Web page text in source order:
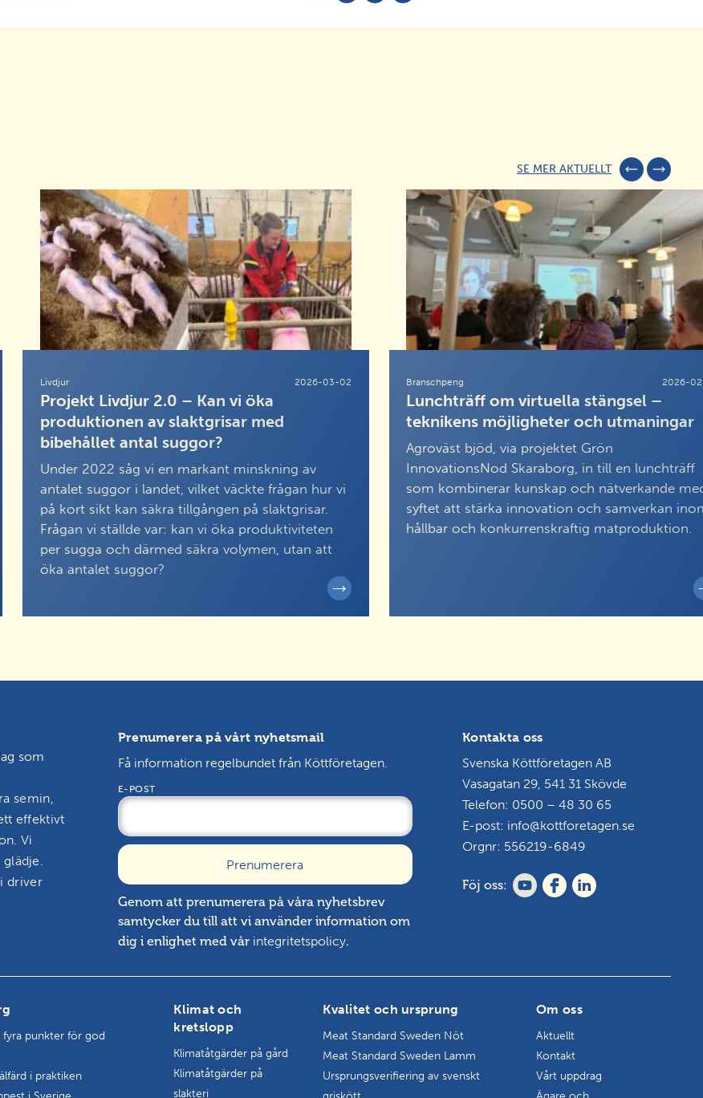
SE MER AKTUELLT
Livdjur 2026-03-02
Projekt Livdjur 2.0 – Kan vi öka
produktionen av slaktgrisar med
bibehållet antal suggor?
Under 2022 såg vi en markant minskning av
antalet suggor i landet, vilket väckte frågan hur vi
på kort sikt kan säkra tillgången på slaktgrisar.
Frågan vi ställde var: kan vi öka produktiviteten
per sugga och därmed säkra volymen, utan att
öka antalet suggor?
Branschpeng 2026-
Lunchträff om virtuella stängsel –
teknikens möjligheter och utmaningar
Agroväst bjöd, via projektet Grön
InnovationsNod Skaraborg, in till en lunchträff
som kombinerar kunskap och nätverkande
syftet att stärka innovation och samverkan
hållbar och konkurrenskraftig matproduktion.
Prenumerera på vårt nyhetsmail
Få information regelbundet från Köttföretagen.
E-POST
Genom att prenumerera på våra nyhetsbrev
samtycker du till att vi använder information om
dig i enlighet med vår integritetspolicy.
som
semin,
effektivt
Vi
driver
Kontakta oss
Svenska Köttföretagen AB
Vasagatan 29, 541 31 Skövde
Telefon: 0500 – 48 30 65
E-post: info@kottforetagen.se
Orgnr: 556219-6849
Föj oss:
fyra punkter för god
i praktiken
Klimat och
kretslopp
Klimatåtgärder på gård
Klimatåtgärder på
slakteri
Kvalitet och ursprung
Meat Standard Sweden Nöt
Meat Standard Sweden Lamm
Ursprungsverifiering av svenskt
Om oss
Aktuellt
Kontakt
Vårt uppdrag